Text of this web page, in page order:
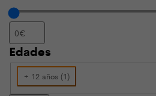
Edades
Edades
+ 12 años (1)